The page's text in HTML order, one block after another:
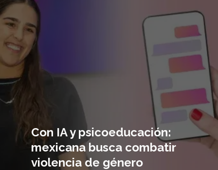
principal
Con IA y psicoeducación:
mexicana busca combatir
violencia de género